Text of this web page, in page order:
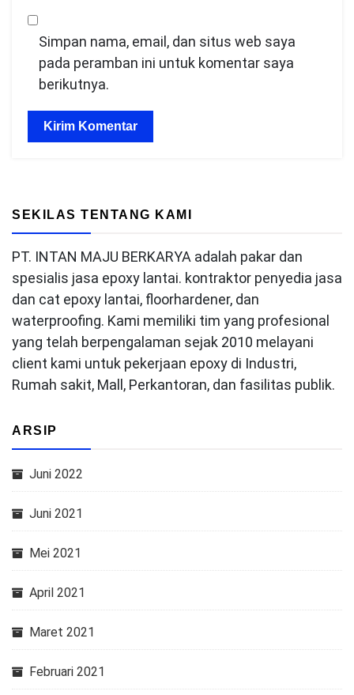
Simpan nama, email, dan situs web saya
pada peramban ini untuk komentar saya
berikutnya.
SEKILAS TENTANG KAMI
PT. INTAN MAJU BERKARYA adalah pakar dan
spesialis jasa epoxy lantai. kontraktor penyedia jasa
dan cat epoxy lantai, floorhardener, dan
waterproofing. Kami memiliki tim yang profesional
yang telah berpengalaman sejak 2010 melayani
client kami untuk pekerjaan epoxy di Industri,
Rumah sakit, Mall, Perkantoran, dan fasilitas publik.
ARSIP
Juni 2022
Juni 2021
Mei 2021
April 2021
Maret 2021
Februari 2021